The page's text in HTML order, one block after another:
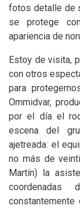
fotos detalle de
se protege
apariencia de
Estoy de visita,
con otros
para
Ommidvar,
por el día el
escena del
ajetreada: el
no más de
Martín) la